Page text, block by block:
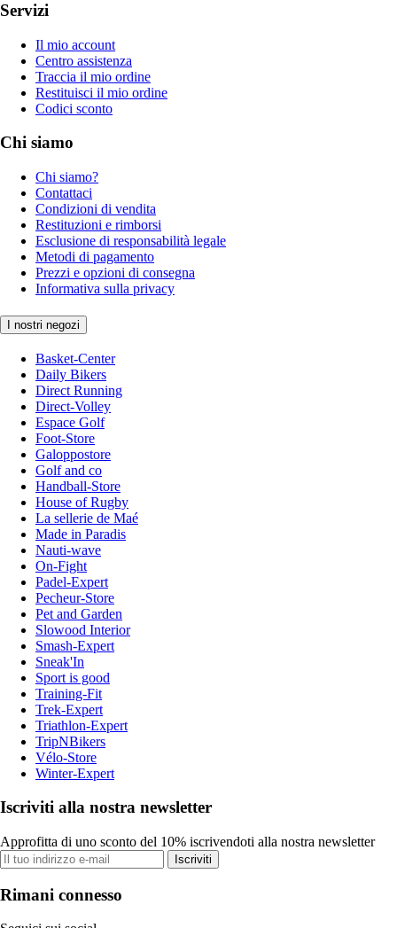
Servizi
Il mio account
Centro assistenza
Traccia il mio ordine
Restituisci il mio ordine
Codici sconto
Chi siamo
Chi siamo?
Contattaci
Condizioni di vendita
Restituzioni e rimborsi
Esclusione di responsabilità legale
Metodi di pagamento
Prezzi e opzioni di consegna
Informativa sulla privacy
I nostri negozi
Basket-Center
Daily Bikers
Direct Running
Direct-Volley
Espace Golf
Foot-Store
Galoppostore
Golf and co
Handball-Store
House of Rugby
La sellerie de Maé
Made in Paradis
Nauti-wave
On-Fight
Padel-Expert
Pecheur-Store
Pet and Garden
Slowood Interior
Smash-Expert
Sneak'In
Sport is good
Training-Fit
Trek-Expert
Triathlon-Expert
TripNBikers
Vélo-Store
Winter-Expert
Iscriviti alla nostra newsletter
Approfitta di uno sconto del 10% iscrivendoti alla nostra newsletter
Iscriviti
Rimani connesso